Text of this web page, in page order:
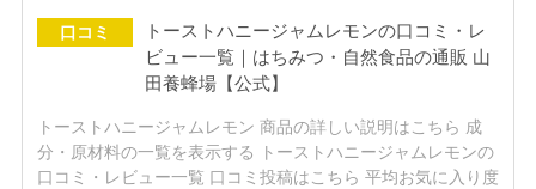
口コミ
トーストハニージャムレモンの口コミ・レ
ビュー一覧｜はちみつ・自然食品の通販 山
田養蜂場【公式】
トーストハニージャムレモン 商品の詳しい説明はこちら 成
分・原材料の一覧を表示する トーストハニージャムレモンの
口コミ・レビュー一覧 口コミ投稿はこちら 平均お気に入り度